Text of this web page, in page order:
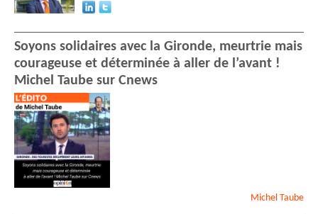
Soyons solidaires avec la Gironde, meurtrie mais
courageuse et déterminée à aller de l’avant !
Michel Taube sur Cnews
Michel Taube